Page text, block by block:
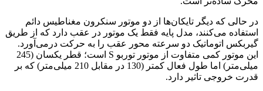
در حالی که دیگر تایکان‌ها از دو موتور سنکرون مغناطیس دائم
استفاده می‌کنند، مدل پایه فقط یک موتور در عقب دارد که از طریق
گیربکس اتوماتیک دو سرعته محور عقب را به حرکت درمی‌آورد.
این موتور کمی متفاوت از موتور توربو S است؛ قطر یکسان (245
میلی‌متر) اما طول فعال کمتر (130 در مقابل 210 میلی‌متر) که بر
قدرت خروجی تاثیر دارد.